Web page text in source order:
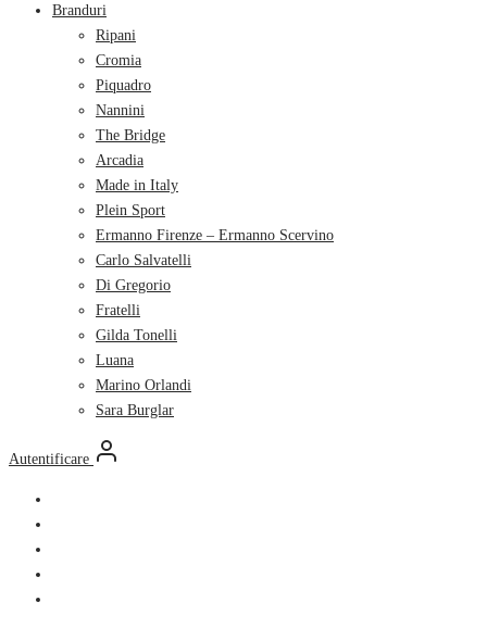
Branduri
Ripani
Cromia
Piquadro
Nannini
The Bridge
Arcadia
Made in Italy
Plein Sport
Ermanno Firenze – Ermanno Scervino
Carlo Salvatelli
Di Gregorio
Fratelli
Gilda Tonelli
Luana
Marino Orlandi
Sara Burglar
Autentificare